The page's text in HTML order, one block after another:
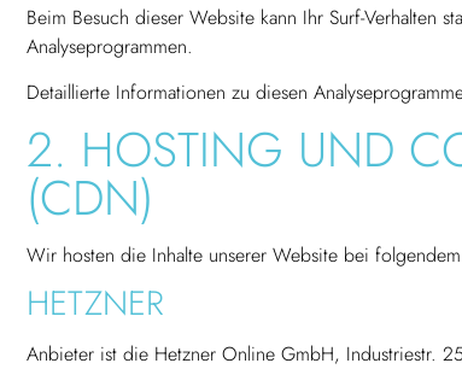
Beim Besuch dieser Website kann Ihr Surf-Verhalten
Analyseprogrammen.
Detaillierte Informationen zu diesen
2. HOSTING UND
(CDN)
Wir hosten die Inhalte unserer Website bei
HETZNER
Anbieter ist die Hetzner Online GmbH, Industriestr.